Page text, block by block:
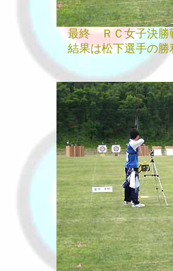
最終 ＲＣ女子決
結果は松下選手の勝